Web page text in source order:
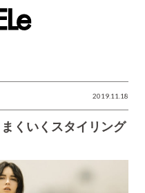
2019.11.18
くいくスタイリング